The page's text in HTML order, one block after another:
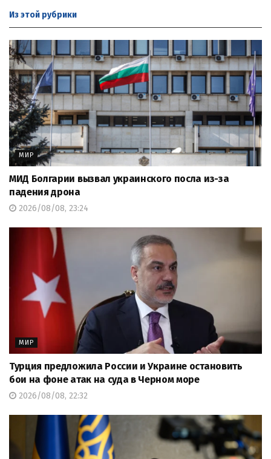
Из этой рубрики
МИР
МИД Болгарии вызвал украинского посла из-за
падения дрона
2026/08/08, 23:24
МИР
Турция предложила России и Украине остановить
бои на фоне атак на суда в Черном море
2026/08/08, 22:32